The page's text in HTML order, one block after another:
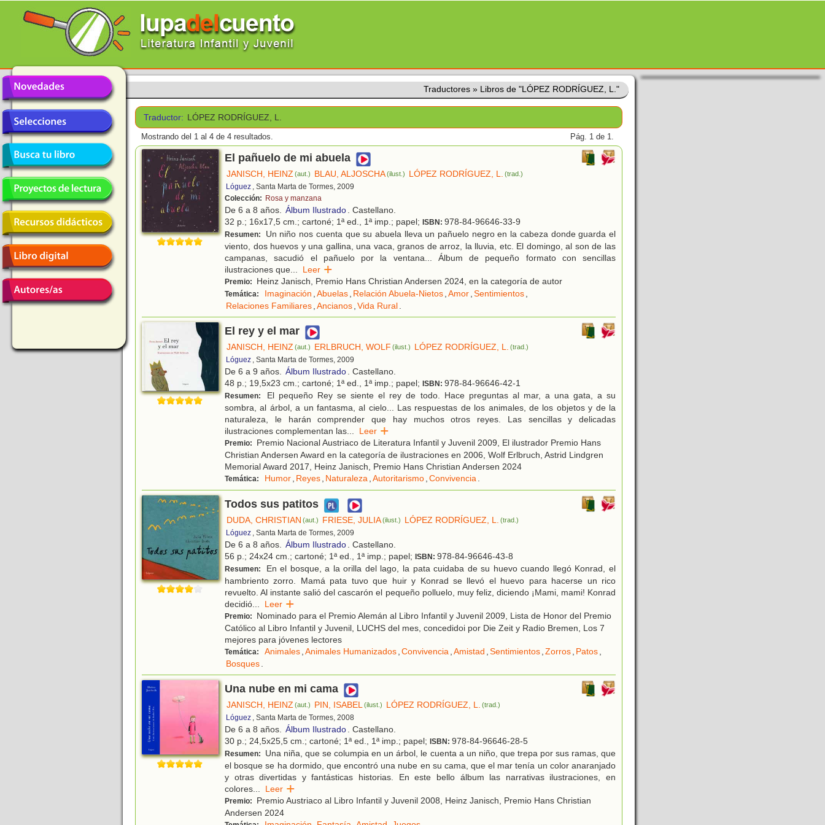
Traductores » Libros de "LÓPEZ RODRÍGUEZ, L."
Traductor: LÓPEZ RODRÍGUEZ, L.
Mostrando del 1 al 4 de 4 resultados. Pág. 1 de 1.
El pañuelo de mi abuela
JANISCH, HEINZ(aut.) BLAU, ALJOSCHA(ilust.) LÓPEZ RODRÍGUEZ, L. (trad.)
Lóguez , Santa Marta de Tormes, 2009
Colección: Rosa y manzana
De 6 a 8 años. Álbum Ilustrado. Castellano.
32 p.; 16x17,5 cm.; cartoné; 1ª ed., 1ª imp.; papel; ISBN: 978-84-96646-33-9
Resumen:
Un niño nos cuenta que su abuela lleva un pañuelo negro en la cabeza donde guarda el
viento, dos huevos y una gallina, una vaca, granos de arroz, la lluvia, etc. El domingo, al son de las
campanas, sacudió el pañuelo por la ventana... Álbum de pequeño formato con sencillas
ilustraciones que... Leer
Premio: Heinz Janisch, Premio Hans Christian Andersen 2024, en la categoría de autor
Temática: Imaginación ,Abuelas, Relación Abuela-Nietos,Amor,Sentimientos,
Relaciones Familiares,Ancianos,Vida Rural.
El rey y el mar
JANISCH, HEINZ(aut.) ERLBRUCH, WOLF (ilust.) LÓPEZ RODRÍGUEZ, L. (trad.)
Lóguez , Santa Marta de Tormes, 2009
De 6 a 9 años. Álbum Ilustrado. Castellano.
48 p.; 19,5x23 cm.; cartoné; 1ª ed., 1ª imp.; papel; ISBN: 978-84-96646-42-1
Resumen:
El pequeño Rey se siente el rey de todo. Hace preguntas al mar, a una gata, a su
sombra, al árbol, a un fantasma, al cielo... Las respuestas de los animales, de los objetos y de la
naturaleza, le harán comprender que hay muchos otros reyes. Las sencillas y delicadas
ilustraciones complementan las... Leer
Premio:
Premio Nacional Austriaco de Literatura Infantil y Juvenil 2009, El ilustrador Premio Hans
Christian Andersen Award en la categoría de ilustraciones en 2006, Wolf Erlbruch, Astrid Lindgren
Memorial Award 2017, Heinz Janisch, Premio Hans Christian Andersen 2024
Temática: Humor, Reyes, Naturaleza,Autoritarismo,Convivencia.
Todos sus patitos
DUDA, CHRISTIAN (aut.) FRIESE, JULIA(ilust.) LÓPEZ RODRÍGUEZ, L. (trad.)
Lóguez , Santa Marta de Tormes, 2009
De 6 a 8 años. Álbum Ilustrado. Castellano.
56 p.; 24x24 cm.; cartoné; 1ª ed., 1ª imp.; papel; ISBN: 978-84-96646-43-8
Resumen:
En el bosque, a la orilla del lago, la pata cuidaba de su huevo cuando llegó Konrad, el
hambriento zorro. Mamá pata tuvo que huir y Konrad se llevó el huevo para hacerse un rico
revuelto. Al instante salió del cascarón el pequeño polluelo, muy feliz, diciendo ¡Mami, mami! Konrad
decidió... Leer
Premio:
Nominado para el Premio Alemán al Libro Infantil y Juvenil 2009, Lista de Honor del Premio
Católico al Libro Infantil y Juvenil, LUCHS del mes, concedidoi por Die Zeit y Radio Bremen, Los 7
mejores para jóvenes lectores
Temática: Animales,Animales Humanizados,Convivencia,Amistad ,Sentimientos,Zorros, Patos,
Bosques.
Una nube en mi cama
JANISCH, HEINZ(aut.) PIN, ISABEL(ilust.) LÓPEZ RODRÍGUEZ, L. (trad.)
Lóguez , Santa Marta de Tormes, 2008
De 6 a 8 años. Álbum Ilustrado. Castellano.
30 p.; 24,5x25,5 cm.; cartoné; 1ª ed., 1ª imp.; papel; ISBN: 978-84-96646-28-5
Resumen:
Una niña, que se columpia en un árbol, le cuenta a un niño, que trepa por sus ramas, que
el bosque se ha dormido, que encontró una nube en su cama, que el mar tenía un color anaranjado
y otras divertidas y fantásticas historias. En este bello álbum las narrativas ilustraciones, en
colores... Leer
Premio:
Premio Austriaco al Libro Infantil y Juvenil 2008, Heinz Janisch, Premio Hans Christian
Andersen 2024